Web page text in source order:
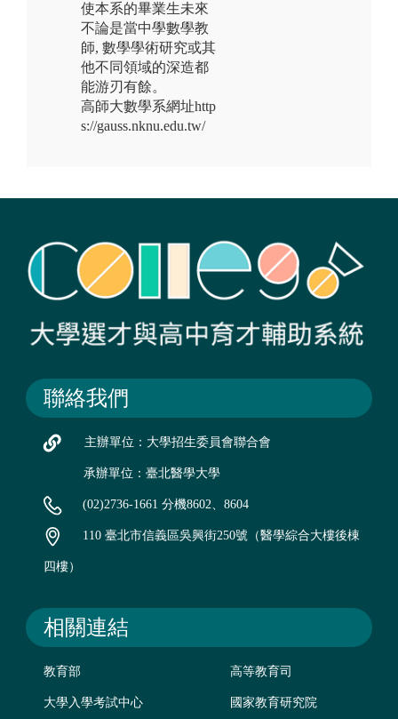
使本系的畢業生未來
不論是當中學數學教
師, 數學學術研究或其
他不同領域的深造都
能游刃有餘。
高師大數學系網址http
s://gauss.nknu.edu.tw/
聯絡我們
主辦單位：大學招生委員會聯合會
承辦單位：臺北醫學大學
(02)2736-1661 分機8602、8604
110 臺北市信義區吳興街250號（醫學綜合大樓後棟
四樓）
相關連結
教育部 高等教育司
大學入學考試中心 國家教育研究院